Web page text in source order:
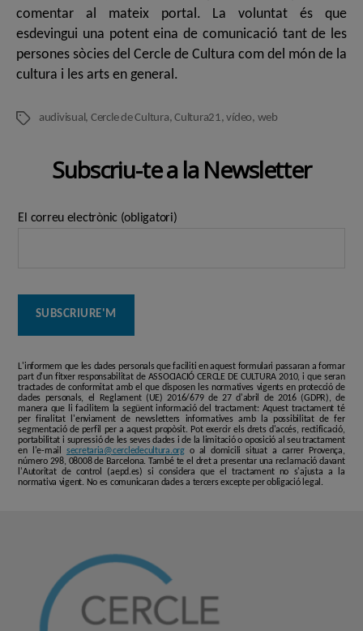
comentar al mateix portal. La voluntat és que
esdevingui una potent eina de comunicació tant de les
persones sòcies del Cercle de Cultura com del món de la
cultura i les arts en general.
Etiquetesaudivisual , Cercle de Cultura,Cultura21,vídeo, web
Subscriu-te a la Newsletter
El correu electrònic (obligatori)
L'informem que les dades personals que faciliti en aquest formulari passaran a formar
part d'un fitxer responsabilitat de ASSOCIACIÓ CERCLE DE CULTURA 2010, i que seran
tractades de conformitat amb el que disposen les normatives vigents en protecció de
dades personals, el Reglament (UE) 2016/679 de 27 d'abril de 2016 (GDPR), de
manera que li facilitem la següent informació del tractament: Aquest tractament té
per finalitat l'enviament de newsletters informatives amb la possibilitat de fer
segmentació de perfil per a aquest propòsit. Pot exercir els drets d'accés, rectificació,
portabilitat i supressió de les seves dades i de la limitació o oposició al seu tractament
en l'e-mail secretaria@cercledecultura.orgo al domicili situat a carrer Provença,
número 298, 08008 de Barcelona. També te el dret a presentar una reclamació davant
l'Autoritat de control (aepd.es) si considera que el tractament no s'ajusta a la
normativa vigent. No es comunicaran dades a tercers excepte per obligació legal.